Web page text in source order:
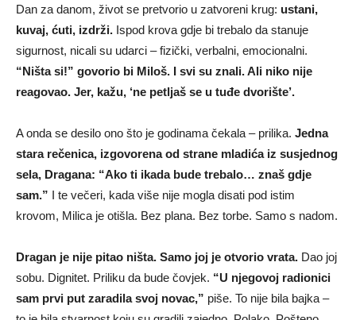
Dan za danom, život se pretvorio u zatvoreni krug: ustani,
kuvaj, ćuti, izdrži. Ispod krova gdje bi trebalo da stanuje
sigurnost, nicali su udarci – fizički, verbalni, emocionalni.
“Ništa si!” govorio bi Miloš. I svi su znali. Ali niko nije
reagovao. Jer, kažu, ‘ne petljaš se u tuđe dvorište’.
A onda se desilo ono što je godinama čekala – prilika. Jedna
stara rečenica, izgovorena od strane mladića iz susjednog
sela, Dragana: “Ako ti ikada bude trebalo… znaš gdje
sam.” I te večeri, kada više nije mogla disati pod istim
krovom, Milica je otišla. Bez plana. Bez torbe. Samo s nadom.
Dragan je nije pitao ništa. Samo joj je otvorio vrata. Dao joj
sobu. Dignitet. Priliku da bude čovjek. “U njegovoj radionici
sam prvi put zaradila svoj novac,” piše. To nije bila bajka –